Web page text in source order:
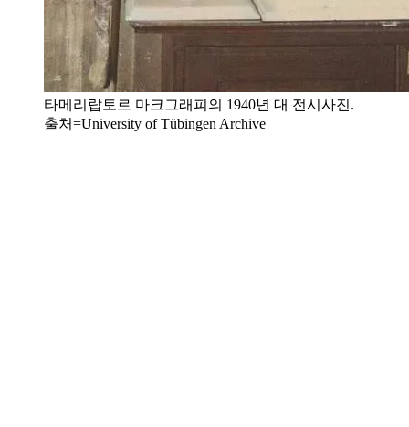
타메리랍토르 마크그래피의 1940년 대 전시사진.
출처=University of Tübingen Archive